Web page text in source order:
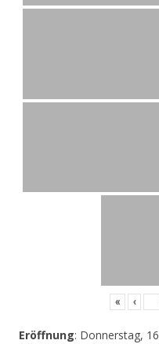
« ‹
Eröffnung: Donnerstag,